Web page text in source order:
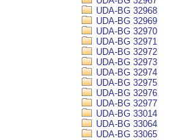
UDA-BG 32968
UDA-BG 32969
UDA-BG 32970
UDA-BG 32971
UDA-BG 32972
UDA-BG 32973
UDA-BG 32974
UDA-BG 32975
UDA-BG 32976
UDA-BG 32977
UDA-BG 33014
UDA-BG 33064
UDA-BG 33065